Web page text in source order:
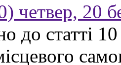
четвер, 20
до статті